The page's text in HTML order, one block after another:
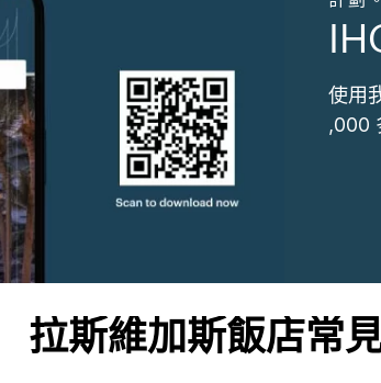
使用
,000
拉斯維加斯飯店常